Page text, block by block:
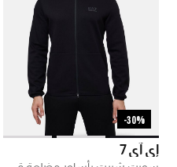
30%-
إي آي 7